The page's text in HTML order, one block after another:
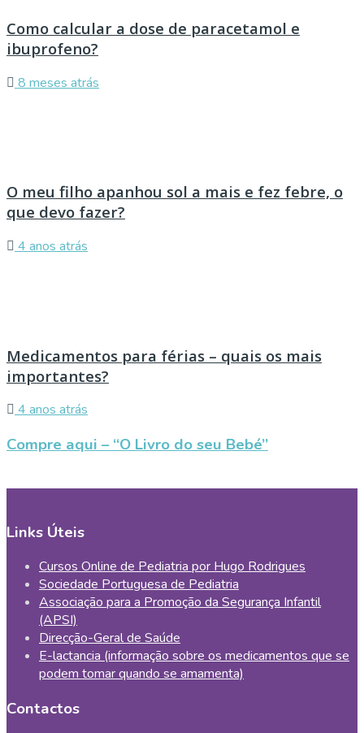
Como calcular a dose de paracetamol e
ibuprofeno?
8 meses atrás
O meu filho apanhou sol a mais e fez febre, o
que devo fazer?
4 anos atrás
Medicamentos para férias – quais os mais
importantes?
4 anos atrás
Compre aqui – “O Livro do seu Bebé”
Links Úteis
Cursos Online de Pediatria por Hugo Rodrigues
Sociedade Portuguesa de Pediatria
Associação para a Promoção da Segurança Infantil
(APSI)
Direcção-Geral de Saúde
E-lactancia (informação sobre os medicamentos que se
podem tomar quando se amamenta)
Contactos